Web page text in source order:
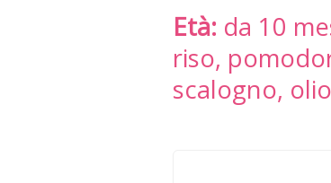
Età: da 10
riso,
scalogno,